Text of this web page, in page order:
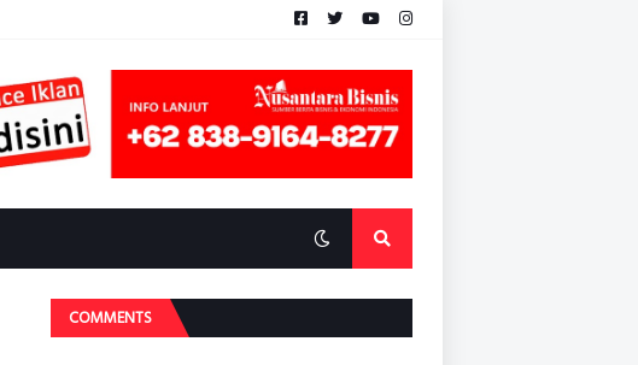
COMMENTS